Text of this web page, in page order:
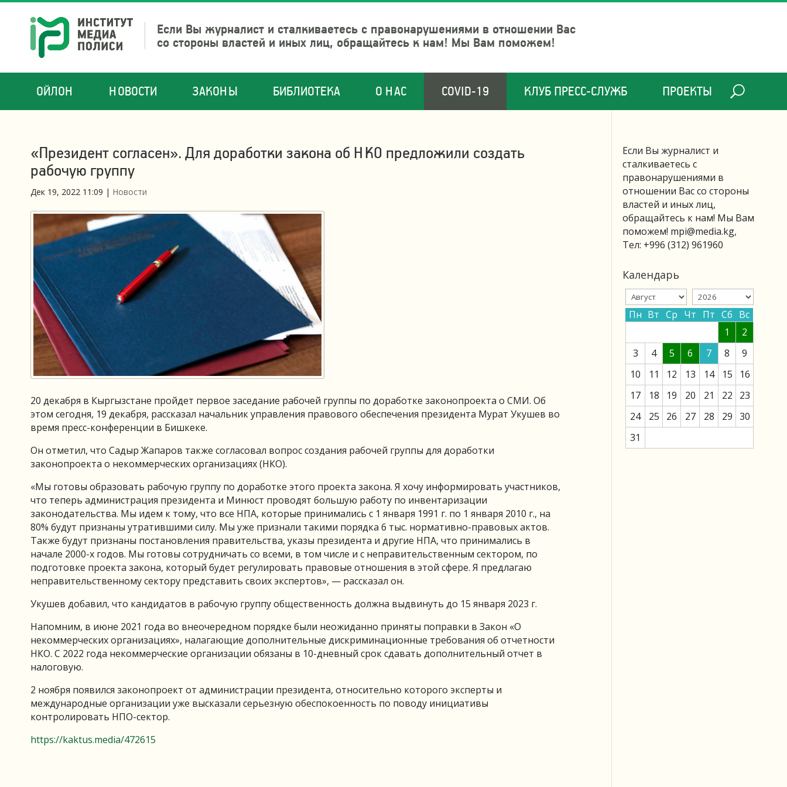
Если Вы журналист и сталкиваетесь с правонарушениями в отношении Вас
со стороны властей и иных лиц, обращайтесь к нам! Мы Вам поможем!
ОЙЛОН НОВОСТИ ЗАКОНЫ БИБЛИОТЕКА О НАС COVID-19 КЛУБ ПРЕСС-СЛУЖБ ПРОЕКТЫ
«Президент согласен». Для доработки закона об НКО предложили создать
рабочую группу
Дек 19, 2022 11:09 | Новости
20 декабря в Кыргызстане пройдет первое заседание рабочей группы по доработке законопроекта о СМИ. Об
этом сегодня, 19 декабря, рассказал начальник управления правового обеспечения президента Мурат Укушев во
время пресс-конференции в Бишкеке.
Он отметил, что Садыр Жапаров также согласовал вопрос создания рабочей группы для доработки
законопроекта о некоммерческих организациях (НКО).
«Мы готовы образовать рабочую группу по доработке этого проекта закона. Я хочу информировать участников,
что теперь администрация президента и Минюст проводят большую работу по инвентаризации
законодательства. Мы идем к тому, что все НПА, которые принимались с 1 января 1991 г. по 1 января 2010 г., на
80% будут признаны утратившими силу. Мы уже признали такими порядка 6 тыс. нормативно-правовых актов.
Также будут признаны постановления правительства, указы президента и другие НПА, что принимались в
начале 2000-х годов. Мы готовы сотрудничать со всеми, в том числе и с неправительственным сектором, по
подготовке проекта закона, который будет регулировать правовые отношения в этой сфере. Я предлагаю
неправительственному сектору представить своих экспертов», — рассказал он.
Укушев добавил, что кандидатов в рабочую группу общественность должна выдвинуть до 15 января 2023 г.
Напомним, в июне 2021 года во внеочередном порядке были неожиданно приняты поправки в Закон «О
некоммерческих организациях», налагающие дополнительные дискриминационные требования об отчетности
НКО. С 2022 года некоммерческие организации обязаны в 10-дневный срок сдавать дополнительный отчет в
налоговую.
2 ноября появился законопроект от администрации президента, относительно которого эксперты и
международные организации уже высказали серьезную обеспокоенность по поводу инициативы
контролировать НПО-сектор.
https://kaktus.media/472615
Если Вы журналист и
сталкиваетесь с
правонарушениями в
отношении Вас со стороны
властей и иных лиц,
обращайтесь к нам! Мы Вам
поможем! mpi@media.kg,
Тел: +996 (312) 961960
Календарь
Пн Вт Ср Чт Пт Сб Вс
1
2
3
4 5 6 7 8
9
10
11 12 13 14 15
16
17
18 19 20 21 22
23
24
25 26 27 28 29 30
31